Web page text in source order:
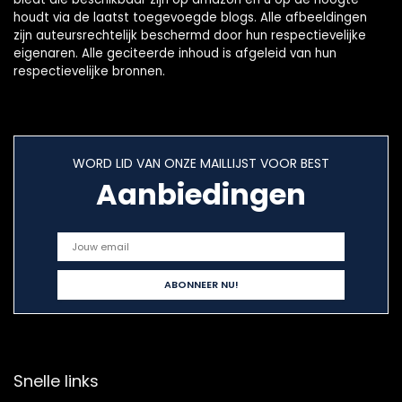
houdt via de laatst toegevoegde blogs. Alle afbeeldingen
zijn auteursrechtelijk beschermd door hun respectievelijke
eigenaren. Alle geciteerde inhoud is afgeleid van hun
respectievelijke bronnen.
WORD LID VAN ONZE MAILLIJST VOOR BEST
Aanbiedingen
Snelle links